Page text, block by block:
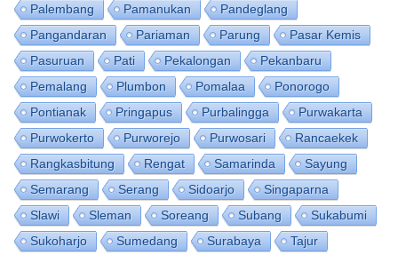
Palembang
Pamanukan
Pandeglang
Pangandaran
Pariaman Parung
Pasar Kemis
Pasuruan
Pati Pekalongan
Pekanbaru
Pemalang
Plumbon Pomalaa
Ponorogo
Pontianak
Pringapus Purbalingga
Purwakarta
Purwokerto
Purworejo Purwosari
Rancaekek
Rangkasbitung
Rengat Samarinda
Sayung
Semarang
Serang Sidoarjo
Singaparna
Slawi
Sleman Soreang Subang
Sukabumi
Sukoharjo
Sumedang Surabaya
Tajur